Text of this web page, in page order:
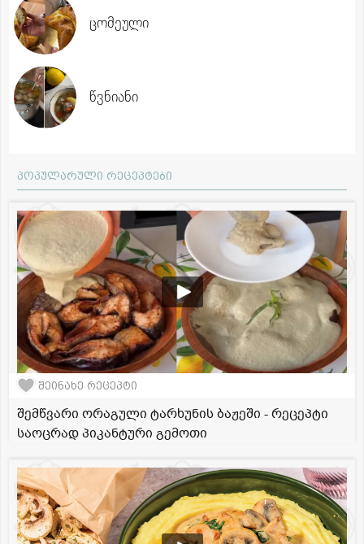
ცომეული
წვნიანი
პოპულარული რეცეპტები
შეინახე რეცეპტი
შემწვარი ორაგული ტარხუნის ბაჟეში - რეცეპტი
საოცრად პიკანტური გემოთი